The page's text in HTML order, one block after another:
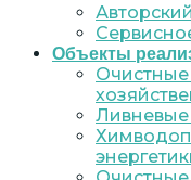
Объекты